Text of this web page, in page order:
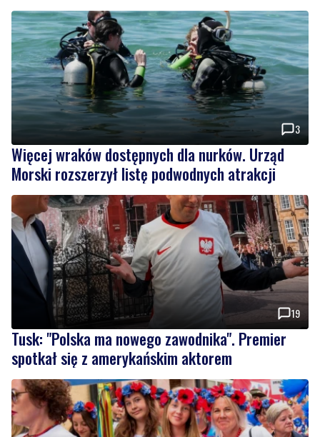
3
Więcej wraków dostępnych dla nurków. Urząd
Morski rozszerzył listę podwodnych atrakcji
19
Tusk: "Polska ma nowego zawodnika". Premier
spotkał się z amerykańskim aktorem